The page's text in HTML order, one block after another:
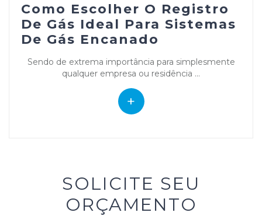
Como Escolher O Registro
De Gás Ideal Para Sistemas
De Gás Encanado
Sendo de extrema importância para simplesmente
qualquer empresa ou residência ...
+
SOLICITE SEU
ORÇAMENTO